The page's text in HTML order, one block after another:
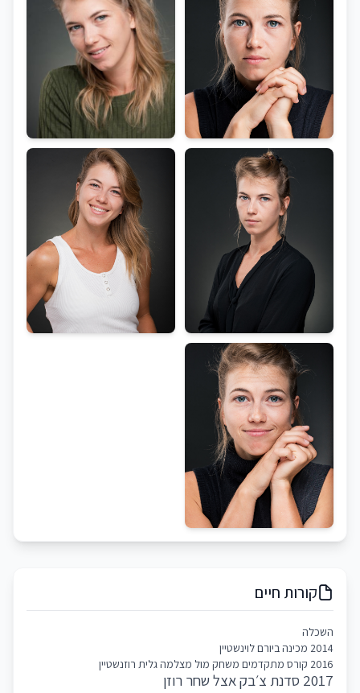
קורות חיים
השכלה
2014 מכינה ביורם לוינשטיין
2016 קורס מתקדמים משחק מול מצלמה גלית רוזנשטיין
2017 סדנת צ׳בק אצל שחר רוזן